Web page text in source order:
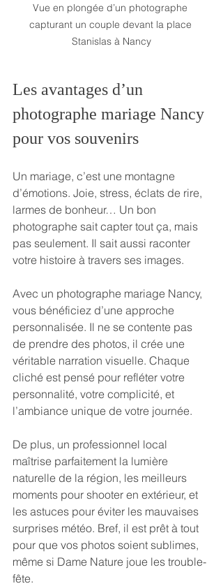
Vue en plongée d’un photographe
capturant un couple devant la place
Stanislas à Nancy
Les avantages d’un
photographe mariage Nancy
pour vos souvenirs
Un mariage, c’est une montagne
d’émotions. Joie, stress, éclats de rire,
larmes de bonheur… Un bon
photographe sait capter tout ça, mais
pas seulement. Il sait aussi raconter
votre histoire à travers ses images.
Avec un photographe mariage Nancy,
vous bénéficiez d’une approche
personnalisée. Il ne se contente pas
de prendre des photos, il crée une
véritable narration visuelle. Chaque
cliché est pensé pour refléter votre
personnalité, votre complicité, et
l’ambiance unique de votre journée.
De plus, un professionnel local
maîtrise parfaitement la lumière
naturelle de la région, les meilleurs
moments pour shooter en extérieur, et
les astuces pour éviter les mauvaises
surprises météo. Bref, il est prêt à tout
pour que vos photos soient sublimes,
même si Dame Nature joue les trouble-
fête.